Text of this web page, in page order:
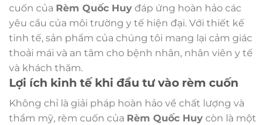
cuốn của Rèm Quốc Huy đáp ứng hoàn hảo các
yêu cầu của môi trường y tế hiện đại. Với thiết kế
tinh tế, sản phẩm của chúng tôi mang lại cảm giác
thoải mái và an tâm cho bệnh nhân, nhân viên y tế
và khách thăm.
Lợi ích kinh tế khi đầu tư vào rèm cuốn
Không chỉ là giải pháp hoàn hảo về chất lượng và
thẩm mỹ, rèm cuốn của Rèm Quốc Huy còn là một